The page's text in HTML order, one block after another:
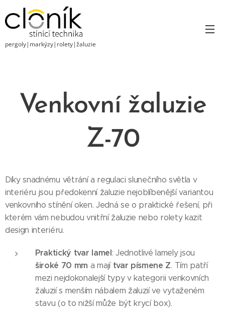
pergoly|markýzy|rolety|žaluzie
Venkovní žaluzie
Z-70
Díky snadnému větrání a regulaci slunečního světla v
interiéru jsou předokenní žaluzie nejoblíbenější variantou
venkovního stínění oken. Jedná se o praktické řešení, při
kterém vám nebudou vnitřní žaluzie nebo rolety kazit
design interiéru.
Praktický tvar lamel: Jednotlivé lamely jsou
široké 70 mm a mají tvar písmene Z. Tím patří
mezi nejdokonalejší typy v kategorii venkovních
žaluzií s menším nábalem žaluzií ve vytaženém
stavu (o to nižší může být krycí box).